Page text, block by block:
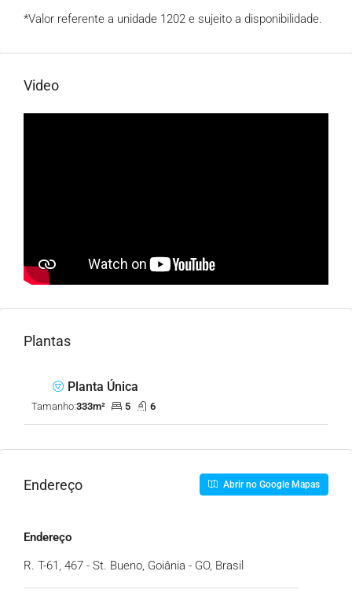
*Valor referente a unidade 1202 e sujeito a disponibilidade.
Video
Plantas
Planta Única
Tamanho:333m² 5 6
Endereço Abrir no Google Mapas
Endereço
R. T-61, 467 - St. Bueno, Goiânia - GO, Brasil